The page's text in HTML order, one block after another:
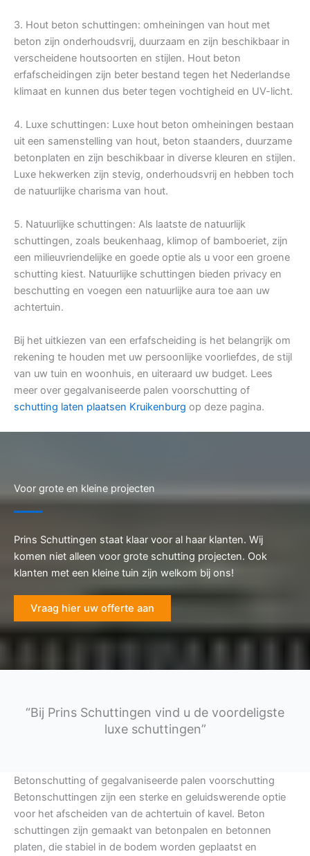
3. Hout beton schuttingen: omheiningen van hout met
beton zijn onderhoudsvrij, duurzaam en zijn beschikbaar in
verscheidene houtsoorten en stijlen. Hout beton
erfafscheidingen zijn beter bestand tegen het Nederlandse
klimaat en kunnen dus beter tegen vochtigheid en UV-licht.
4. Luxe schuttingen: Luxe hout beton omheiningen bestaan
uit een samenstelling van hout, beton staanders, duurzame
betonplaten en zijn beschikbaar in diverse kleuren en stijlen.
Luxe hekwerken zijn stevig, onderhoudsvrij en hebben toch
de natuurlijke charisma van hout.
5. Natuurlijke schuttingen: Als laatste de natuurlijk
schuttingen, zoals beukenhaag, klimop of bamboeriet, zijn
een milieuvriendelijke en goede optie als u voor een groene
schutting kiest. Natuurlijke schuttingen bieden privacy en
beschutting en voegen een natuurlijke aura toe aan uw
achtertuin.
Bij het uitkiezen van een erfafscheiding is het belangrijk om
rekening te houden met uw persoonlijke voorliefdes, de stijl
van uw tuin en woonhuis, en uiteraard uw budget. Lees
meer over gegalvaniseerde palen voorschutting of
schutting laten plaatsen Kruikenburg op deze pagina.
Voor grote en kleine projecten
Prins Schuttingen staat klaar voor al haar klanten. Wij
komen niet alleen voor grote schutting projecten. Ook
klanten met een kleine tuin zijn welkom bij ons!
Vraag hier uw offerte aan
“Bij Prins Schuttingen vind u de voordeligste
luxe schuttingen”
Betonschutting of gegalvaniseerde palen voorschutting
Betonschuttingen zijn een sterke en geluidswerende optie
voor het afscheiden van de achtertuin of kavel. Beton
schuttingen zijn gemaakt van betonpalen en betonnen
platen, die stabiel in de bodem worden geplaatst en